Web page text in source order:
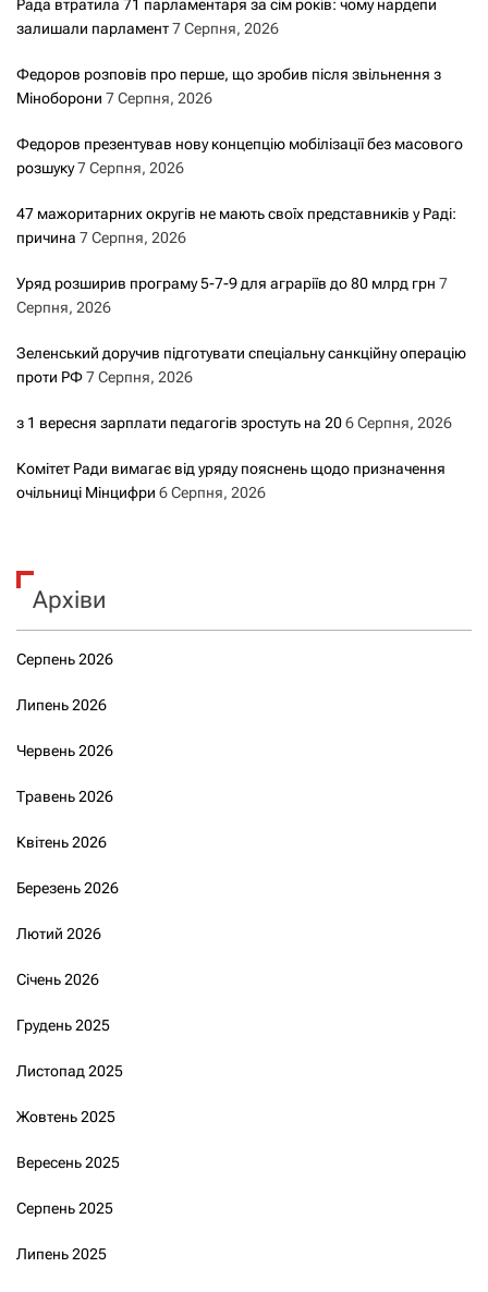
Рада втратила 71 парламентаря за сім років: чому нардепи
залишали парламент7 Серпня, 2026
Федоров розповів про перше, що зробив після звільнення з
Міноборони 7 Серпня, 2026
Федоров презентував нову концепцію мобілізації без масового
розшуку7 Серпня, 2026
47 мажоритарних округів не мають своїх представників у Раді:
причина 7 Серпня, 2026
Уряд розширив програму 5-7-9 для аграріїв до 80 млрд грн 7
Серпня, 2026
Зеленський доручив підготувати спеціальну санкційну операцію
проти РФ7 Серпня, 2026
з 1 вересня зарплати педагогів зростуть на 206 Серпня, 2026
Комітет Ради вимагає від уряду пояснень щодо призначення
очільниці Мінцифри 6 Серпня, 2026
Архіви
Серпень 2026
Липень 2026
Червень 2026
Травень 2026
Квітень 2026
Березень 2026
Лютий 2026
Січень 2026
Грудень 2025
Листопад 2025
Жовтень 2025
Вересень 2025
Серпень 2025
Липень 2025